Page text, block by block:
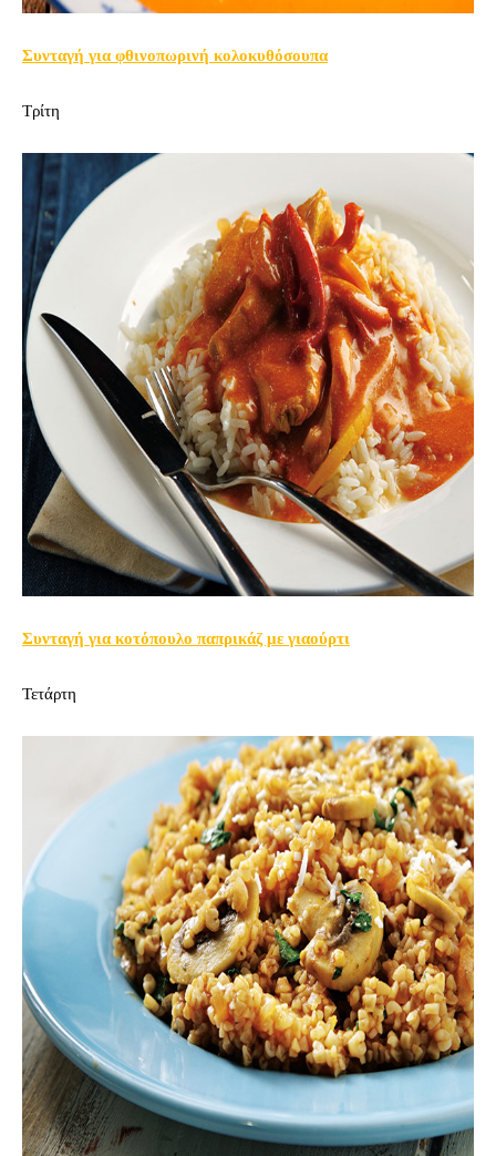
Συνταγή για φθινοπωρινή κολοκυθόσουπα
Τρίτη
Συνταγή για κοτόπουλο παπρικάζ με γιαούρτι
Τετάρτη